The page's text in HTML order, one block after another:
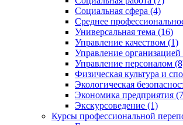
Социальная сфера (4)
Среднее
Универсальная тема (16)
Управление качеством (1)
Управление организацией
Управление персоналом
Физическая культура и
Экологическая
Экономика предприятия
Экскурсоведение (1)
Курсы профессиональной